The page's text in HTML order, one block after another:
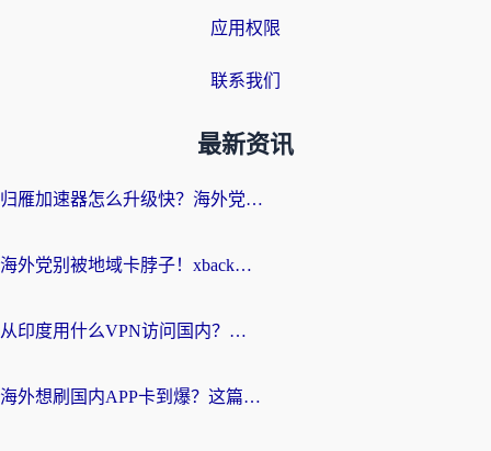
应用权限
联系我们
最新资讯
归雁加速器怎么升级快？海外党无缝访问国内资源的全攻略（附免费VPN推荐Dcard热门款）
海外党别被地域卡脖子！xback回国加速器选择全攻略，轻松刷剧玩国服
从印度用什么VPN访问国内？海外党亲测的无缝回国上网指南
海外想刷国内APP卡到爆？这篇海外访问国内服务器加速指南帮你解决所有问题